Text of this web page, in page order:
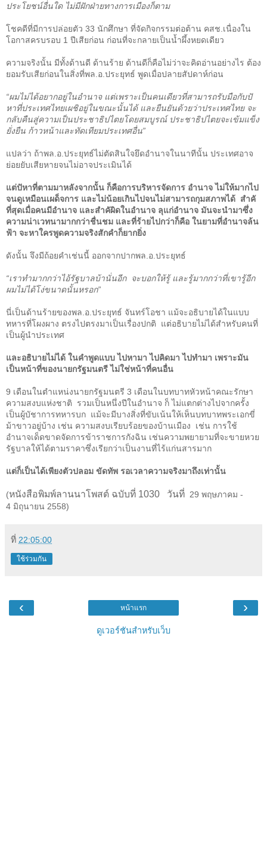
ประโยชน์อื่นใด ไม่มีฝักฝ่ายทางการเมืองก็ตาม
โชคดีที่มีการปล่อยตัว 33 นักศึกษา ที่จัดกิจกรรมต่อต้าน คสช เนื่องใน
โอกาสครบรอบ 1 ปีเสียก่อน ก่อนที่จะกลายเป็นน้ำผึ้งหยดเดียว
ความจริงนั้น มีทั้งด้านดี ด้านร้าย ด้านดีก็คือไม่ว่าจะคิดอ่านอย่างไร ต้อง
ยอมรับเสียก่อนในสิ่งที่พล อ ประยุทธ์ พูดเมื่อปลายสัปดาห์ก่อน
“ผมไม่ได้อยากอยู่ในอำนาจ แต่เพราะเป็นคนเดียวที่สามารถรับมือกับปั
หาที่ประเทศไทยเผชิอยู่ในขณะนั้นได้ และยืนยันด้วยว่าประเทศไทย จะ
กลับคืนสู่ความเป็นประชาธิปไตยโดยสมบูรณ์ ประชาธิปไตยจะเข้มแข็ง
ยั่งยืน ก้าวหน้าและทัดเทียมประเทศอื่น”
แปลว่า ถ้าพล อ ประยุทธ์ไม่ตัดสินใจยึดอำนาจในนาทีนั้น ประเทศอาจ
ย่อยยับเสียหายจนไม่อาจประเมินได้
แต่ปัหาที่ตามมาหลังจากนั้น ก็คือการบริหารจัดการ อำนาจ ไม่ให้มากไป
จนดูเหมือนเผด็จการ และไม่น้อยเกินไปจนไม่สามารถกุมสภาพได้ สำคั
ที่สุดเมื่อคนมีอำนาจ และสำคัผิดในอำนาจ ลุแก่อำนาจ มันจะนำมาซึ่ง
ความน่าเวทนามากกว่าชื่นชม และที่ร้ายไปกว่าก็คือ ในยามที่อำนาจล้น
ฟ้า จะหาใครพูดความจริงสักคำก็ยากยิ่ง
ดังนั้น จึงมีถ้อยคำเช่นนี้ ออกจากปากพล อ ประยุทธ์
“เราทำมากกว่าไอ้รัฐบาลบ้านั่นอีก
จะบอกให้รู้ และรู้มากกว่าที่เขารู้อีก
ผมไม่ได้โง่ขนาดนั้นหรอก”
นี่เป็นด้านร้ายของพล อ ประยุทธ์ จันทร์โอชา แม้จะอธิบายได้ในแบบ
ทหารที่โผงผาง ตรงไปตรงมาเป็นเรื่องปกติ
แต่อธิบายไม่ได้สำหรับคนที่
เป็นผู้นำประเทศ
และอธิบายไม่ได้ ในคำพูดแบบ ไปหามา ไปคิดมา ไปทำมา เพราะมัน
เป็นหน้าที่ของนายกรัฐมนตรี ไม่ใช่หน้าที่คนอื่น
9 เดือนในตำแหน่งนายกรัฐมนตรี 3 เดือนในบทบาทหัวหน้าคณะรักษา
ความสงบแห่งชาติ
รวมเป็นหนึ่งปีในอำนาจ ก็ ไม่แตกต่างไปจากครั้ง
เป็นผู้บัชาการทหารบก แม้จะมีบางสิ่งที่ขับเน้นให้เห็นบทบาทพระเอกขี่
ม้าขาวอยู่บ้าง เช่น ความสงบเรียบร้อยของบ้านเมือง
เช่น การใช้
อำนาจเด็ดขาดจัดการข้าราชการกังฉิน เช่นความพยายามที่จะขายหวย
รัฐบาลให้ได้ตามราคาซึ่งเรียกว่าเป็นงานที่ไร้แก่นสารมาก
แต่ก็เป็นได้เพียงตัวปลอม ขัดทัพ รอเวลาความจริงมาถึงเท่านั้น
(หนังสือพิมพ์ลานนาโพสต์ ฉบับที่ 1030 วันที่ 29 พฤษภาคม -
4 มิถุนายน 2558)
ที่ 22:05:00
ใช้ร่วมกัน
‹ ›
หน้าแรก
ดูเวอร์ชันสำหรับเว็บ